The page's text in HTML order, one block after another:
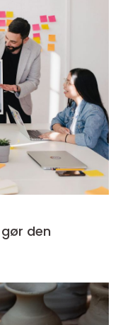
den